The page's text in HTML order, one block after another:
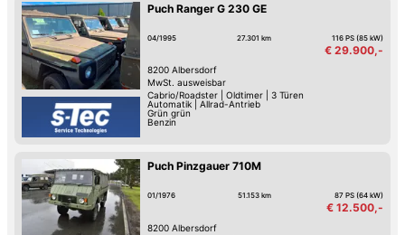
Puch Ranger G 230 GE
04/1995 27.301 km 116 PS (85 kW)
€ 29.900,-
8200 Albersdorf
MwSt. ausweisbar
Cabrio/Roadster| Oldtimer|
3 Türen
Automatik| Allrad-Antrieb
Grün grün
Benzin
Puch Pinzgauer 710M
01/1976 51.153 km 87 PS (64 kW)
€ 12.500,-
8200 Albersdorf